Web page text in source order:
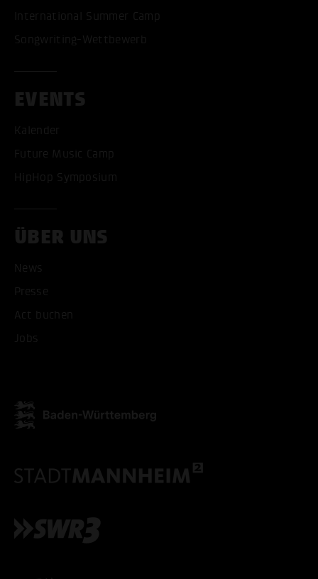
International Summer Camp
Songwriting-Wettbewerb
EVENTS
Kalender
Future Music Camp
HipHop Symposium
ÜBER UNS
News
Presse
Act buchen
Jobs